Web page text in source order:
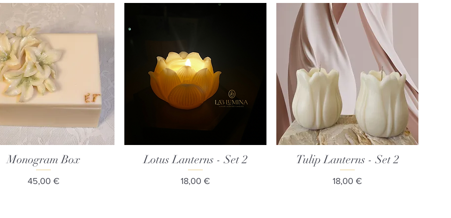
Γρήγορη προβολή
Monogram Box
Τιμή
45,00 €
Γρήγορη προβολή
Lotus Lanterns - Set 2
Τιμή
18,00 €
Γρήγορη προβολή
Tulip Lanterns - Set 2
Τιμή
18,00 €